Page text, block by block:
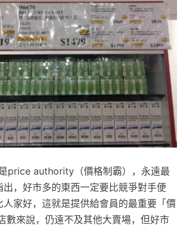
price authority（價格制霸），永遠最
，好市多的東西一定要比競爭對手便
人家好，這就是提供給會員的最重要「價
數來說，仍遠不及其他大賣場，但好市